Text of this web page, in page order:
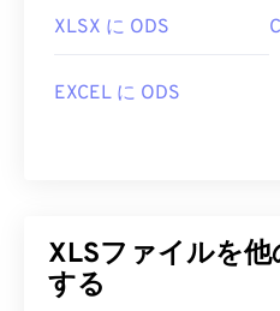
XLSX に ODS
EXCEL に ODS
XLSファイルを
する